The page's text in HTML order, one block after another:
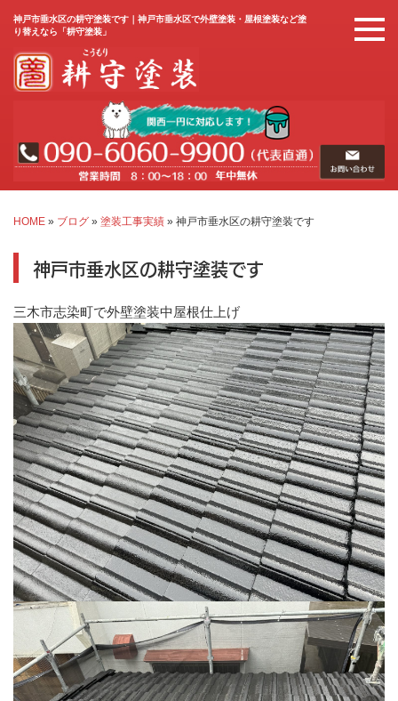
神戸市垂水区の耕守塗装です｜神戸市垂水区で外壁塗装・屋根塗装など塗
り替えなら「耕守塗装」
HOME » ブログ » 塗装工事実績 » 神戸市垂水区の耕守塗装です
神戸市垂水区の耕守塗装です
三木市志染町で外壁塗装中屋根仕上げ